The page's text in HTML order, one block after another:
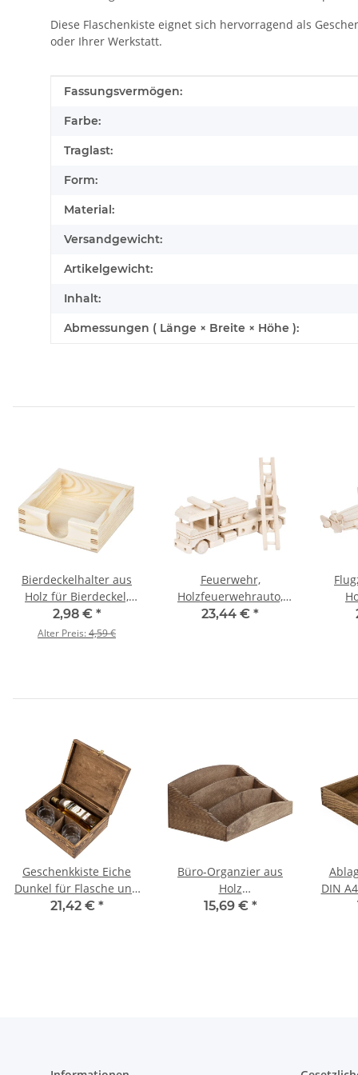
Diese Flaschenkiste eignet sich hervorragend als
oder Ihrer Werkstatt.
Produkteigenschaft
Wert
Fassungsvermögen:
Farbe:
Traglast:
Form:
Material:
Versandgewicht:
Artikelgewicht:
Inhalt:
Abmessungen ( Länge × Breite × Höhe ):
Bierdeckelhalter aus
Holz für Bierdeckel,
125 × 125 × 45 mm
2,98 € *
Alter Preis:4,59 €
Feuerwehr,
Holzfeuerwehrauto,
Holzspielzeug,
23,44 € *
Geschenkkiste Eiche
Dunkel für Flasche und
Gläser
21,42 € *
Büro-Organzier aus
Holz
Schreibtischablage 3-
15,69 € *
DIN